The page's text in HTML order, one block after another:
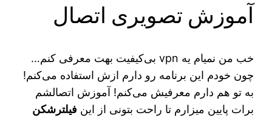
آموزش تصویری اتصال
خب من نمیام یه vpn بی‌کیفیت بهت معرفی کنم…
چون خودم این برنامه رو دارم ازش استفاده می‌کنم!
به تو هم دارم معرفیش می‌کنم! آموزش اتصالشم
برات پایین میزارم تا راحت بتونی از این فیلترشکن